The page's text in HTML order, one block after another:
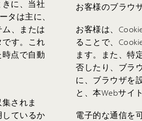
に、当社
タは主に、
、または
です。これ
点で自動
されま
ているか
お客様のブラウ
お客様は、
ることで、
ます。また、特
否したり、ブラ
に、ブラウザを
と、本Webサイ
電子的な通信を